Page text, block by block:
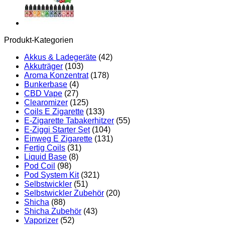
Produkt-Kategorien
Akkus & Ladegeräte (42)
Akkuträger (103)
Aroma Konzentrat (178)
Bunkerbase (4)
CBD Vape (27)
Clearomizer (125)
Coils E Zigarette (133)
E-Zigarette Tabakerhitzer (55)
E-Ziggi Starter Set (104)
Einweg E Zigarette (131)
Fertig Coils (31)
Liquid Base (8)
Pod Coil (98)
Pod System Kit (321)
Selbstwickler (51)
Selbstwickler Zubehör (20)
Shicha (88)
Shicha Zubehör (43)
Vaporizer (52)